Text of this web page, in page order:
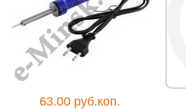
63.00 руб.коп.